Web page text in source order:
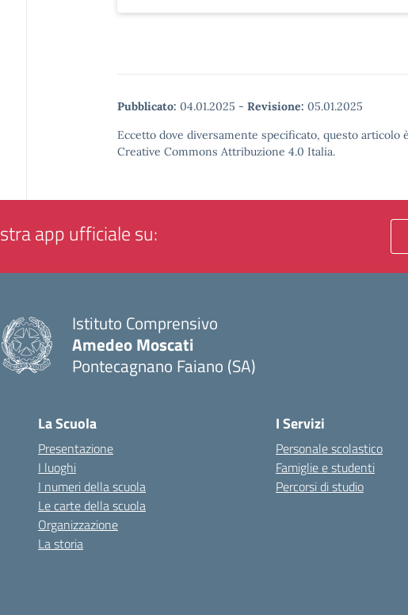
Pubblicato: 04.01.2025 - Revisione: 05.01.2025
Eccetto dove diversamente specificato, questo articolo
Creative Commons Attribuzione 4.0 Italia.
app ufficiale su:
Istituto Comprensivo
Amedeo Moscati
Pontecagnano Faiano (SA)
La Scuola
Presentazione
I luoghi
I numeri della scuola
Le carte della scuola
Organizzazione
La storia
I Servizi
Personale scolastico
Famiglie e studenti
Percorsi di studio